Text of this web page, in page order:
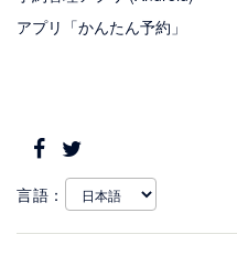
アプリ「かんたん予約」
言語：